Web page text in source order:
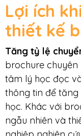
Lợi ích
thiết kế
Tăng tỷ lệ
brochure
tâm lý học đọc
thông tin để
học. Khác với
ngẫu nhiên và